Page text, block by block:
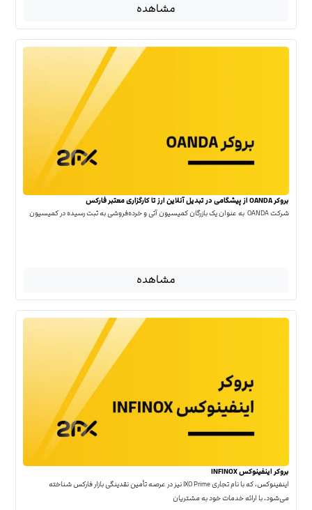
مشاهده
بروکر OANDA از پیشگامی در تبدیل آنلاین ارز تا کارگزاری معتبر فارکس
شرکت OANDA به عنوان یک بازرگان کمیسیون آتی و خرده‌فروشی به ثبت رسیده در کمیسیون
مشاهده
بروکر اینفینوکس INFINOX
اینفینوکس، که با نام تجاری IXO Prime نیز در عرصه تأمین نقدینگی بازار فارکس شناخته
می‌شود، با ارائه خدمات خود به مشتریان